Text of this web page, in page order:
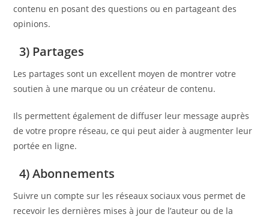
contenu en posant des questions ou en partageant des
opinions.
3) Partages
Les partages sont un excellent moyen de montrer votre
soutien à une marque ou un créateur de contenu.
Ils permettent également de diffuser leur message auprès
de votre propre réseau, ce qui peut aider à augmenter leur
portée en ligne.
4) Abonnements
Suivre un compte sur les réseaux sociaux vous permet de
recevoir les dernières mises à jour de l’auteur ou de la